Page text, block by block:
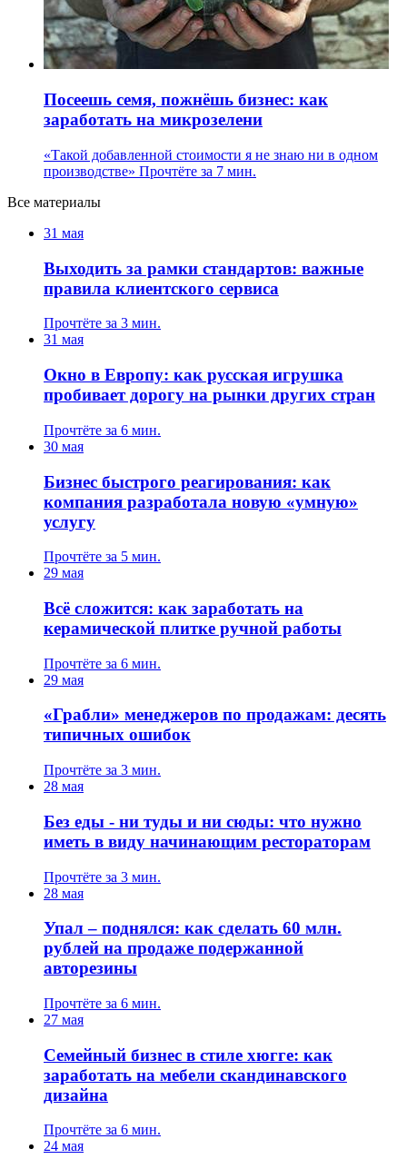
Посеешь семя, пожнёшь бизнес: как
заработать на микрозелени
«Такой добавленной стоимости я не знаю ни в одном
производстве» Прочтёте за 7 мин.
Все материалы
31 мая
Выходить за рамки стандартов: важные
правила клиентского сервиса
Прочтёте за 3 мин.
31 мая
Окно в Европу: как русская игрушка
пробивает дорогу на рынки других стран
Прочтёте за 6 мин.
30 мая
Бизнес быстрого реагирования: как
компания разработала новую «умную»
услугу
Прочтёте за 5 мин.
29 мая
Всё сложится: как заработать на
керамической плитке ручной работы
Прочтёте за 6 мин.
29 мая
«Грабли» менеджеров по продажам: десять
типичных ошибок
Прочтёте за 3 мин.
28 мая
Без еды - ни туды и ни сюды: что нужно
иметь в виду начинающим рестораторам
Прочтёте за 3 мин.
28 мая
Упал – поднялся: как сделать 60 млн.
рублей на продаже подержанной
авторезины
Прочтёте за 6 мин.
27 мая
Семейный бизнес в стиле хюгге: как
заработать на мебели скандинавского
дизайна
Прочтёте за 6 мин.
24 мая